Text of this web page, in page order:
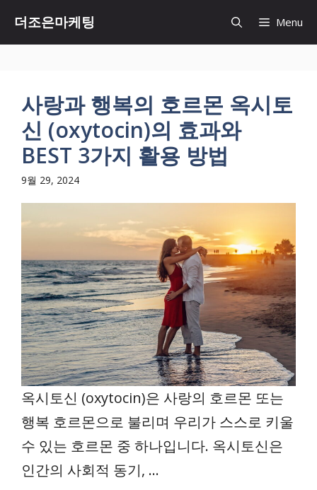
더조은마케팅 Menu
사랑과 행복의 호르몬 옥시토
신 (oxytocin)의 효과와
BEST 3가지 활용 방법
9월 29, 2024
옥시토신 (oxytocin)은 사랑의 호르몬 또는
행복 호르몬으로 불리며 우리가 스스로 키울
수 있는 호르몬 중 하나입니다. 옥시토신은
인간의 사회적 동기, ...